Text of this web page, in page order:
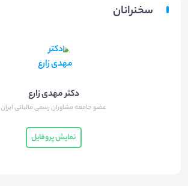
سخنرانان
دکتر مهدی زارع
عضو جامعه مشاوران رسمی مالیاتی ایران
نمایش پروفایل